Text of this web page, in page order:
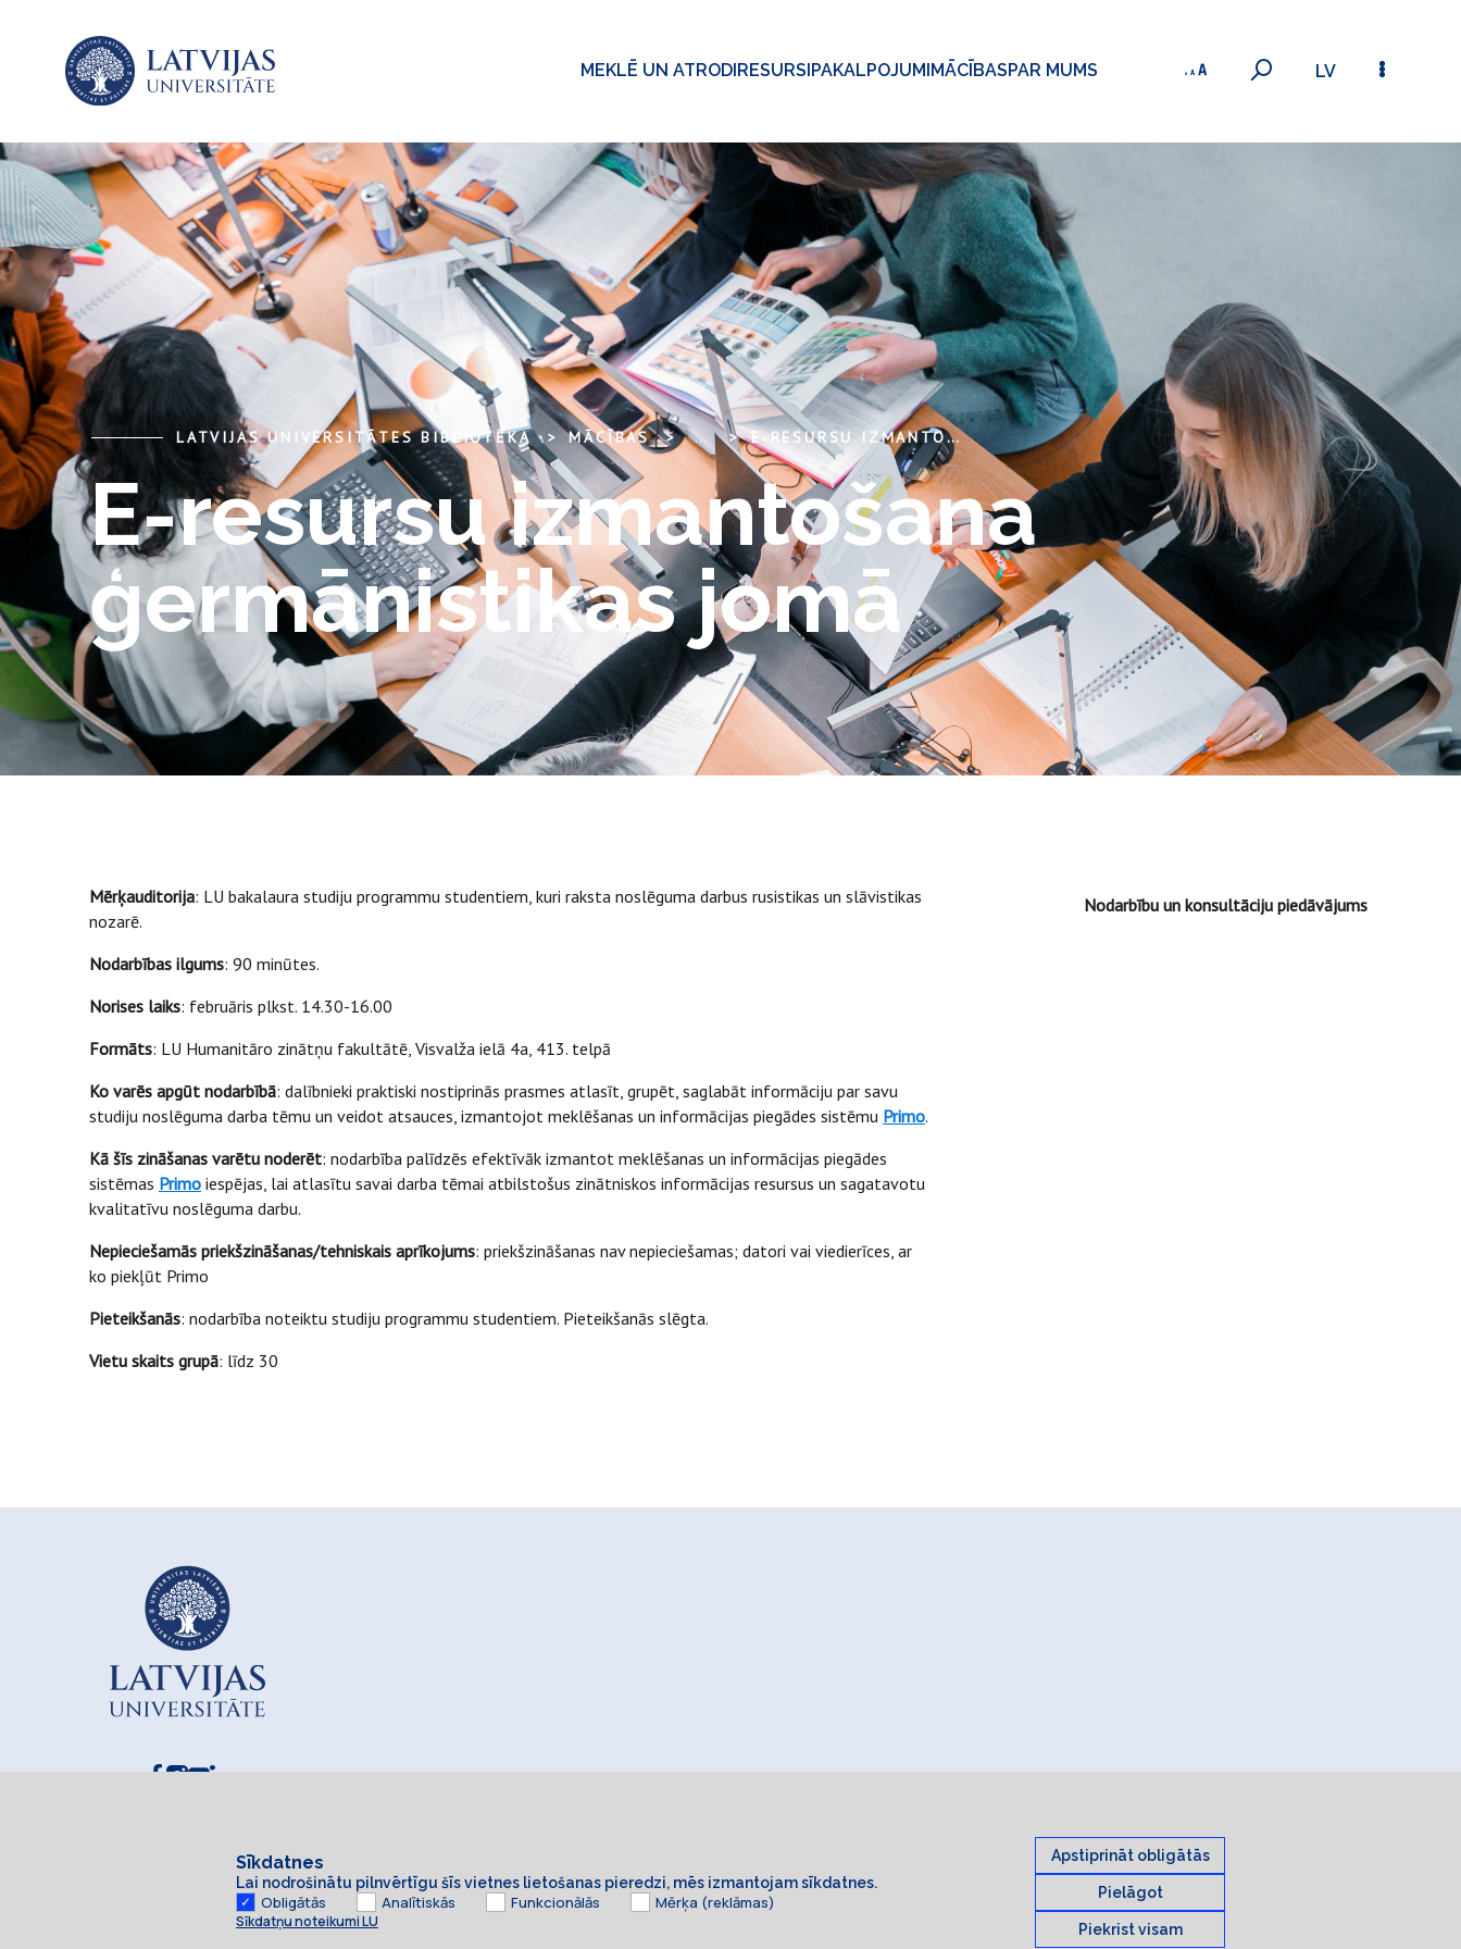
MEKLĒ UN ATRODIRESURSIPAKALPOJUMIMĀCĪBASPAR MUMS LV
LATVIJAS UNIVERSITĀTES BIBLIOTĒKA MĀCĪBAS ... E-RESURSU IZMANTOŠANA ĢERMĀNISTIKAS JOMĀ
E-resursu izmantošana
ģermānistikas jomā
Mērķauditorija: LU bakalaura studiju programmu studentiem, kuri raksta noslēguma darbus rusistikas un slāvistikas
nozarē.
Nodarbības ilgums: 90 minūtes.
Norises laiks: februāris plkst. 14.30-16.00
Formāts: LU Humanitāro zinātņu fakultātē, Visvalža ielā 4a, 413. telpā
Ko varēs apgūt nodarbībā: dalībnieki praktiski nostiprinās prasmes atlasīt, grupēt, saglabāt informāciju par savu
studiju noslēguma darba tēmu un veidot atsauces, izmantojot meklēšanas un informācijas piegādes sistēmu Primo.
Kā šīs zināšanas varētu noderēt: nodarbība palīdzēs efektīvāk izmantot meklēšanas un informācijas piegādes
sistēmas Primo iespējas, lai atlasītu savai darba tēmai atbilstošus zinātniskos informācijas resursus un sagatavotu
kvalitatīvu noslēguma darbu.
Nepieciešamās priekšzināšanas/tehniskais aprīkojums: priekšzināšanas nav nepieciešamas; datori vai viedierīces, ar
ko piekļūt Primo
Pieteikšanās: nodarbība noteiktu studiju programmu studentiem. Pieteikšanās slēgta.
Vietu skaits grupā: līdz 30
Nodarbību un konsultāciju piedāvājums
Sīkdatnes
Lai nodrošinātu pilnvērtīgu šīs vietnes lietošanas pieredzi, mēs izmantojam sīkdatnes.
Obligātās Analītiskās Funkcionālās Mērķa (reklāmas)
Sīkdatņu noteikumi LU
Apstiprināt obligātās
Pielāgot
Piekrist visam